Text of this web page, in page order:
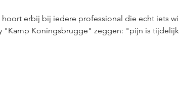
erbij bij iedere professional die echt iets
"Kamp Koningsbrugge" zeggen: "pijn is